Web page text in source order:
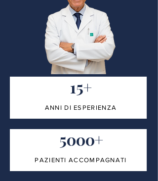
15+
ANNI DI ESPERIENZA
5000+
PAZIENTI ACCOMPAGNATI